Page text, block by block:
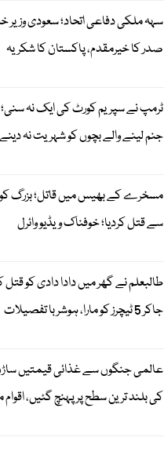
سہہ ملکی دفاعی اتحاد؛ سعودی وزیر
صدر کا خیرمقدم، پاکستان کا شکریہ
ٹرمپ نے سپریم کورٹ کی ایک نہ سنی؛
جنم لینے والے بچوں کو شہریت نہ
مسخرے کے بھیس میں قاتل؛ بزرگ کو
سے قتل کردیا؛ خوفناک ویڈیو وائرل
طالبعلم نے گھر میں دادا دادی کو قتل
جاکر 5 ٹیچرز کو مارا، ہوشربا تفصیلات
عالمی جنگوں سے غذائی قیمتیں
کی بلند ترین سطح پر پہنچ گئیں،